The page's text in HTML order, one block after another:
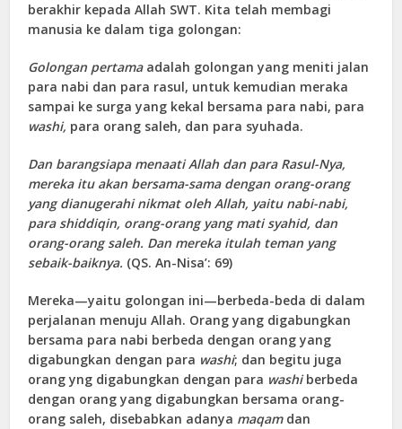
berakhir kepada Allah SWT. Kita telah membagi
manusia ke dalam tiga golongan:
Golongan pertamaadalah golongan yang meniti jalan
para nabi dan para rasul, untuk kemudian meraka
sampai ke surga yang kekal bersama para nabi, para
washi, para orang saleh, dan para syuhada.
Dan barangsiapa menaati Allah dan para Rasul-Nya,
mereka itu akan bersama-sama dengan orang-orang
yang dianugerahi nikmat oleh Allah, yaitu nabi-nabi,
para shiddiqin, orang-orang yang mati syahid, dan
orang-orang saleh. Dan mereka itulah teman yang
sebaik-baiknya. (QS. An-Nisa’: 69)
Mereka—yaitu golongan ini—berbeda-beda di dalam
perjalanan menuju Allah. Orang yang digabungkan
bersama para nabi berbeda dengan orang yang
digabungkan dengan para washi; dan begitu juga
orang yng digabungkan dengan para washiberbeda
dengan orang yang digabungkan bersama orang-
orang saleh, disebabkan adanya maqam dan